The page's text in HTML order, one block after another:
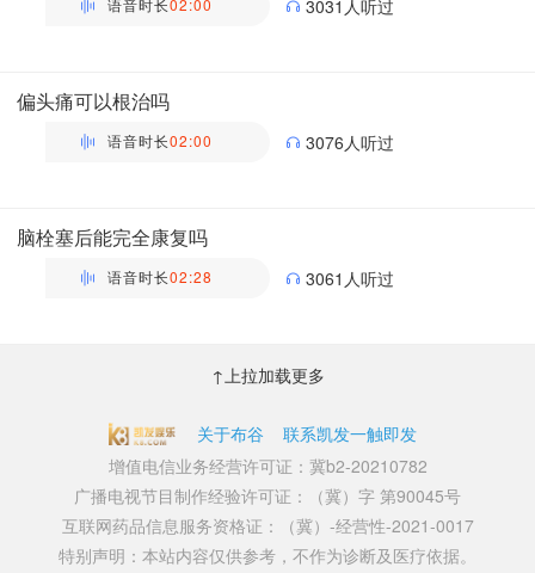
语音时长02:00 3031人听过
偏头痛可以根治吗
语音时长02:00 3076人听过
脑栓塞后能完全康复吗
语音时长02:28 3061人听过
↑上拉加载更多
关于布谷
联系凯发一触即发
增值电信业务经营许可证：冀b2-20210782
广播电视节目制作经验许可证：（冀）字 第90045号
互联网药品信息服务资格证：（冀）-经营性-2021-0017
特别声明：本站内容仅供参考，不作为诊断及医疗依据。